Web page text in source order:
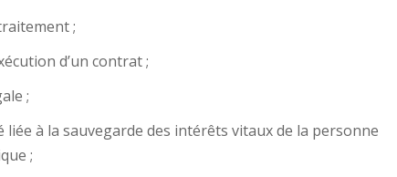
;
d’un contrat ;
;
à la sauvegarde des intérêts vitaux de la personne
;